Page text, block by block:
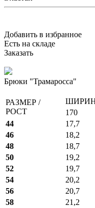
Добавить в избранное
Есть на складе
Заказать
Брюки "Трамаросса"
РАЗМЕР /
РОСТ
170
44
17,7
46
18,2
48
18,7
50
19,2
52
19,7
54
20,2
56
20,7
58
21,2